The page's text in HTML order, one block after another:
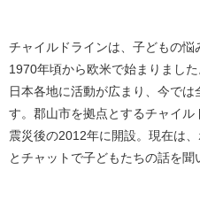
チャイルドラインは、子どもの悩
1970年頃から欧米で始まりまし
日本各地に活動が広まり、今で
す。郡山市を拠点とするチャイ
震災後の2012年に開設。現在は
とチャットで子どもたちの話を聞